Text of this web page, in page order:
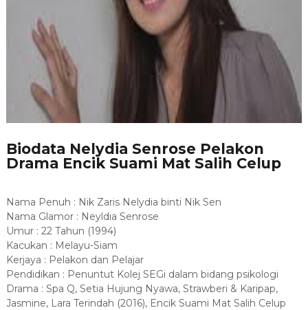
Biodata Nelydia Senrose Pelakon
Drama Encik Suami Mat Salih Celup
Nama Penuh : Nik Zaris Nelydia binti Nik Sen
Nama Glamor : Neyldia Senrose
Umur : 22 Tahun (1994)
Kacukan : Melayu-Siam
Kerjaya : Pelakon dan Pelajar
Pendidikan : Penuntut Kolej SEGi dalam bidang psikologi
Drama : Spa Q, Setia Hujung Nyawa, Strawberi & Karipap,
Jasmine, Lara Terindah (2016), Encik Suami Mat Salih Celup